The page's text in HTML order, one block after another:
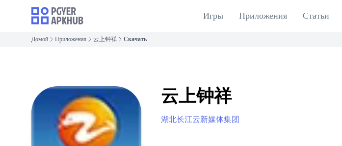
Игры Приложения Статьи
Домой Приложения 云上钟祥 Скачать
云上钟祥
湖北长江云新媒体集团